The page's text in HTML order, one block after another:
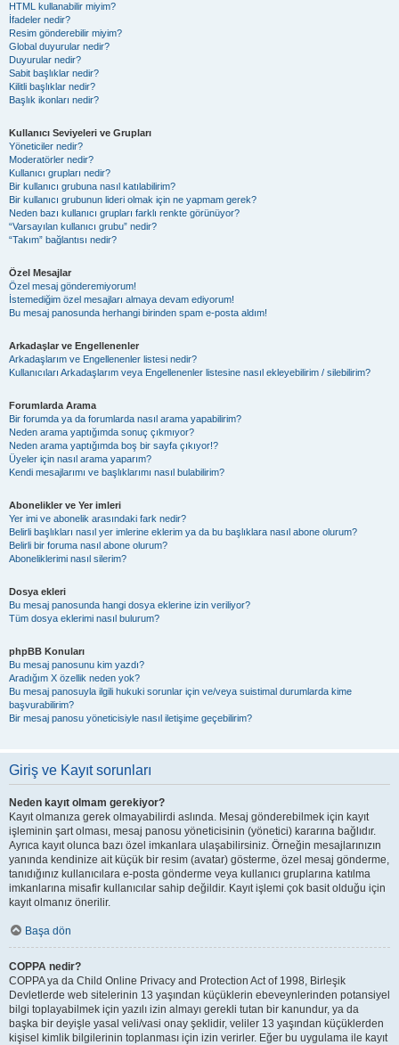
HTML kullanabilir miyim?
İfadeler nedir?
Resim gönderebilir miyim?
Global duyurular nedir?
Duyurular nedir?
Sabit başlıklar nedir?
Kilitli başlıklar nedir?
Başlık ikonları nedir?
Kullanıcı Seviyeleri ve Grupları
Yöneticiler nedir?
Moderatörler nedir?
Kullanıcı grupları nedir?
Bir kullanıcı grubuna nasıl katılabilirim?
Bir kullanıcı grubunun lideri olmak için ne yapmam gerek?
Neden bazı kullanıcı grupları farklı renkte görünüyor?
“Varsayılan kullanıcı grubu” nedir?
“Takım” bağlantısı nedir?
Özel Mesajlar
Özel mesaj gönderemiyorum!
İstemediğim özel mesajları almaya devam ediyorum!
Bu mesaj panosunda herhangi birinden spam e-posta aldım!
Arkadaşlar ve Engellenenler
Arkadaşlarım ve Engellenenler listesi nedir?
Kullanıcıları Arkadaşlarım veya Engellenenler listesine nasıl ekleyebilirim / silebilirim?
Forumlarda Arama
Bir forumda ya da forumlarda nasıl arama yapabilirim?
Neden arama yaptığımda sonuç çıkmıyor?
Neden arama yaptığımda boş bir sayfa çıkıyor!?
Üyeler için nasıl arama yaparım?
Kendi mesajlarımı ve başlıklarımı nasıl bulabilirim?
Abonelikler ve Yer imleri
Yer imi ve abonelik arasındaki fark nedir?
Belirli başlıkları nasıl yer imlerine eklerim ya da bu başlıklara nasıl abone olurum?
Belirli bir foruma nasıl abone olurum?
Aboneliklerimi nasıl silerim?
Dosya ekleri
Bu mesaj panosunda hangi dosya eklerine izin veriliyor?
Tüm dosya eklerimi nasıl bulurum?
phpBB Konuları
Bu mesaj panosunu kim yazdı?
Aradığım X özellik neden yok?
Bu mesaj panosuyla ilgili hukuki sorunlar için ve/veya suistimal durumlarda kime
başvurabilirim?
Bir mesaj panosu yöneticisiyle nasıl iletişime geçebilirim?
Giriş ve Kayıt sorunları
Neden kayıt olmam gerekiyor?
Kayıt olmanıza gerek olmayabilirdi aslında. Mesaj gönderebilmek için kayıt
işleminin şart olması, mesaj panosu yöneticisinin (yönetici) kararına bağlıdır.
Ayrıca kayıt olunca bazı özel imkanlara ulaşabilirsiniz. Örneğin mesajlarınızın
yanında kendinize ait küçük bir resim (avatar) gösterme, özel mesaj gönderme,
tanıdığınız kullanıcılara e-posta gönderme veya kullanıcı gruplarına katılma
imkanlarına misafir kullanıcılar sahip değildir. Kayıt işlemi çok basit olduğu için
kayıt olmanız önerilir.
Başa dön
COPPA nedir?
COPPA ya da Child Online Privacy and Protection Act of 1998, Birleşik
Devletlerde web sitelerinin 13 yaşından küçüklerin ebeveynlerinden potansiyel
bilgi toplayabilmek için yazılı izin almayı gerekli tutan bir kanundur, ya da
başka bir deyişle yasal veli/vasi onay şeklidir, veliler 13 yaşından küçüklerden
kişisel kimlik bilgilerinin toplanması için izin verirler. Eğer bu uygulama ile kayıt